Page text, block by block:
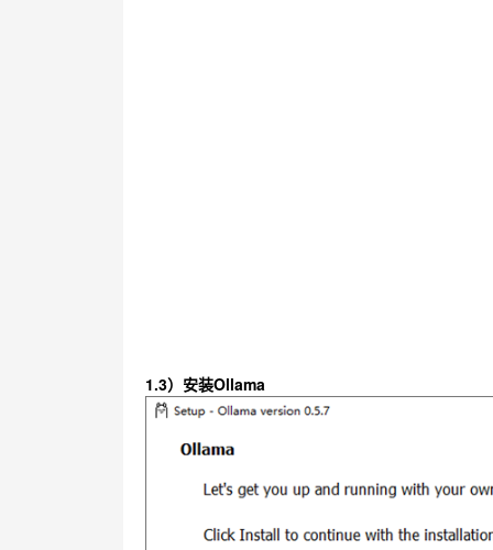
1.3）安装Ollama